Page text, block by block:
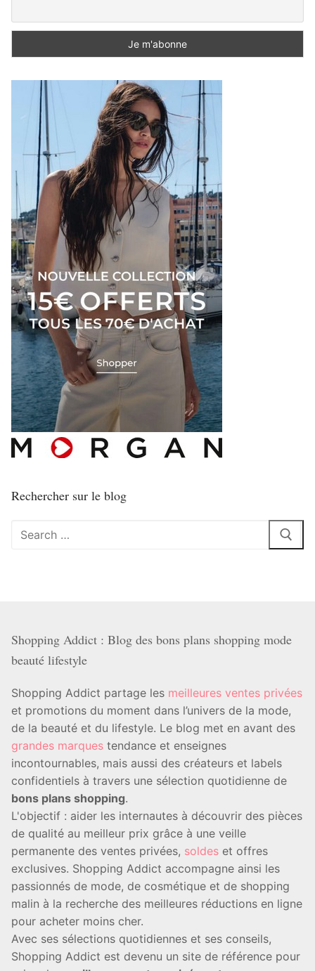
Rechercher sur le blog
Rechercher
Shopping Addict : Blog des bons plans shopping mode
beauté lifestyle
Shopping Addict partage les meilleures ventes privées
et promotions du moment dans l’univers de la mode,
de la beauté et du lifestyle. Le blog met en avant des
grandes marques tendance et enseignes
incontournables, mais aussi des créateurs et labels
confidentiels à travers une sélection quotidienne de
bons plans shopping.
L'objectif : aider les internautes à découvrir des pièces
de qualité au meilleur prix grâce à une veille
permanente des ventes privées, soldes et offres
exclusives. Shopping Addict accompagne ainsi les
passionnés de mode, de cosmétique et de shopping
malin à la recherche des meilleures réductions en ligne
pour acheter moins cher.
Avec ses sélections quotidiennes et ses conseils,
Shopping Addict est devenu un site de référence pour